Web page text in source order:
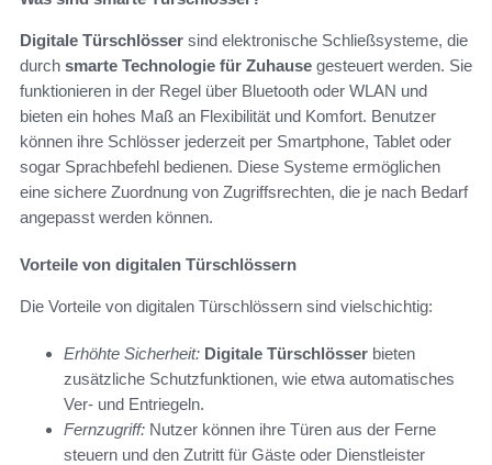
Digitale Türschlösser sind elektronische Schließsysteme, die
durch smarte Technologie für Zuhause gesteuert werden. Sie
funktionieren in der Regel über Bluetooth oder WLAN und
bieten ein hohes Maß an Flexibilität und Komfort. Benutzer
können ihre Schlösser jederzeit per Smartphone, Tablet oder
sogar Sprachbefehl bedienen. Diese Systeme ermöglichen
eine sichere Zuordnung von Zugriffsrechten, die je nach Bedarf
angepasst werden können.
Vorteile von digitalen Türschlössern
Die Vorteile von digitalen Türschlössern sind vielschichtig:
Erhöhte Sicherheit: Digitale Türschlösser bieten
zusätzliche Schutzfunktionen, wie etwa automatisches
Ver- und Entriegeln.
Fernzugriff: Nutzer können ihre Türen aus der Ferne
steuern und den Zutritt für Gäste oder Dienstleister